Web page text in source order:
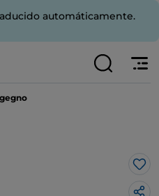
automáticamente.
Me